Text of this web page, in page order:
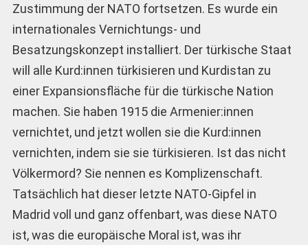
Zustimmung der NATO fortsetzen. Es wurde ein
internationales Vernichtungs- und
Besatzungskonzept installiert. Der türkische Staat
will alle Kurd:innen türkisieren und Kurdistan zu
einer Expansionsfläche für die türkische Nation
machen. Sie haben 1915 die Armenier:innen
vernichtet, und jetzt wollen sie die Kurd:innen
vernichten, indem sie sie türkisieren. Ist das nicht
Völkermord? Sie nennen es Komplizenschaft.
Tatsächlich hat dieser letzte NATO-Gipfel in
Madrid voll und ganz offenbart, was diese NATO
ist, was die europäische Moral ist, was ihr